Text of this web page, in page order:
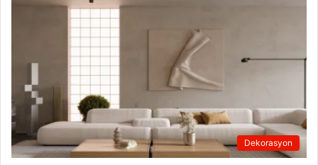
Dekorasyon